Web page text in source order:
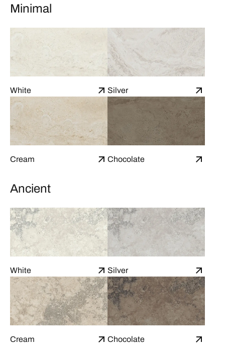
Minimal
White Silver
Cream Chocolate
Ancient
White Silver
Cream Chocolate